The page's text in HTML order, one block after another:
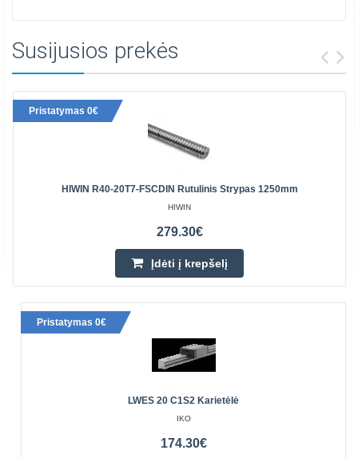
Susijusios prekės
Pristatymas 0€
HIWIN R40-20T7-FSCDIN Rutulinis Strypas 1250mm
HIWIN
279.30€
Įdėti į krepšelį
Pristatymas 0€
LWES 20 C1S2 Karietėlė
IKO
174.30€